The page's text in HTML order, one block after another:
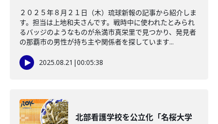
２０２５年８月２１日（木）琉球新報の記事から紹介しま
す。担当は上地和夫さんです。戦時中に使われたとみられ
るバッジのようなものが糸満市真栄里で見つかり、発見者
の那覇市の男性が持ち主や関係者を探しています...
2025.08.21 |00:05:38
北部看護学校を公立化「名桜大学